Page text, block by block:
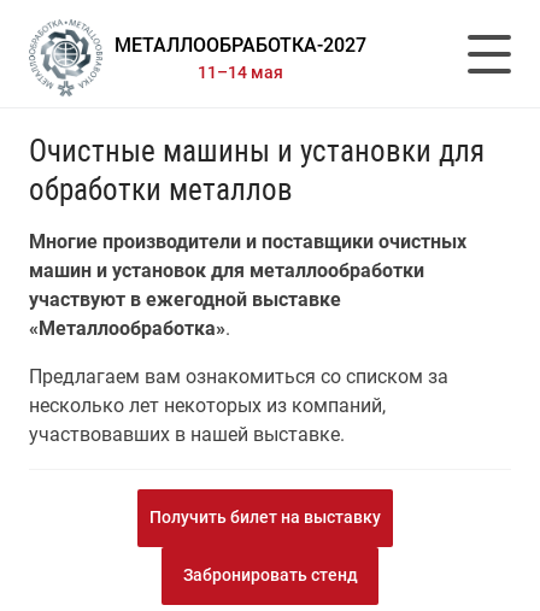
МЕТАЛЛООБРАБОТКА-2027
11–14 мая
Очистные машины и установки для
обработки металлов
Многие производители и поставщики очистных
машин и установок для металлообработки
участвуют в ежегодной выставке
«Металлообработка».
Предлагаем вам ознакомиться со списком за
несколько лет некоторых из компаний,
участвовавших в нашей выставке.
Получить билет на выставку
Забронировать стенд